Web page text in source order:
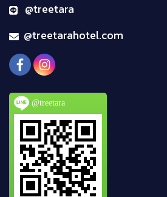
@treetara
@treetarahotel.com
@treetara